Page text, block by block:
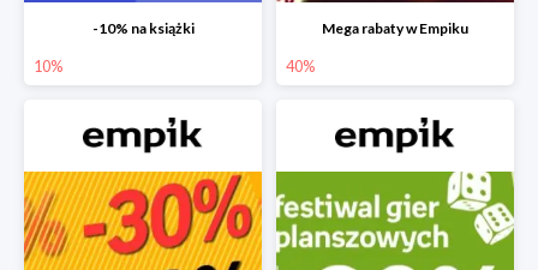
-10% na książki
10%
Mega rabaty w Empiku
40%